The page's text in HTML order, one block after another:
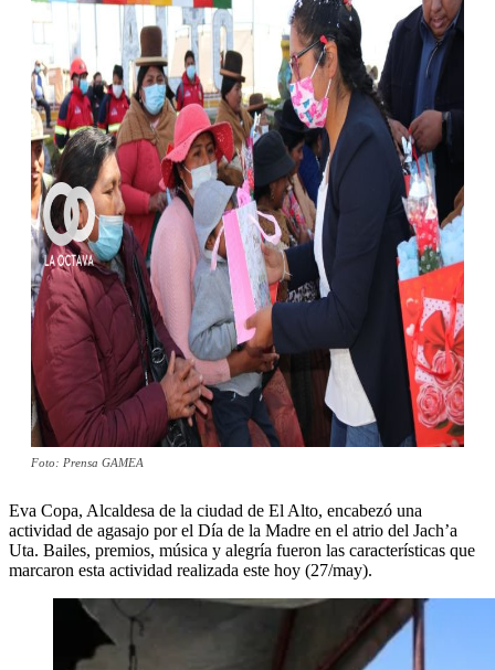
Foto: Prensa GAMEA
Eva Copa, Alcaldesa de la ciudad de El Alto, encabezó una
actividad de agasajo por el Día de la Madre en el atrio del Jach’a
Uta. Bailes, premios, música y alegría fueron las características que
marcaron esta actividad realizada este hoy (27/may).